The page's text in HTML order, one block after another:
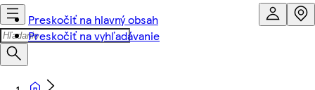
Preskočiť na hlavný obsah
Preskočiť na vyhľadávanie